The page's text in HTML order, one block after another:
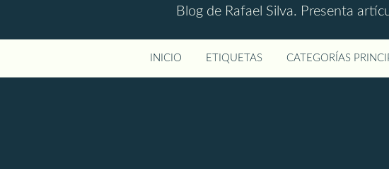
Blog de Rafael Silva. Presenta
INICIO ETIQUETAS CATEGORÍAS